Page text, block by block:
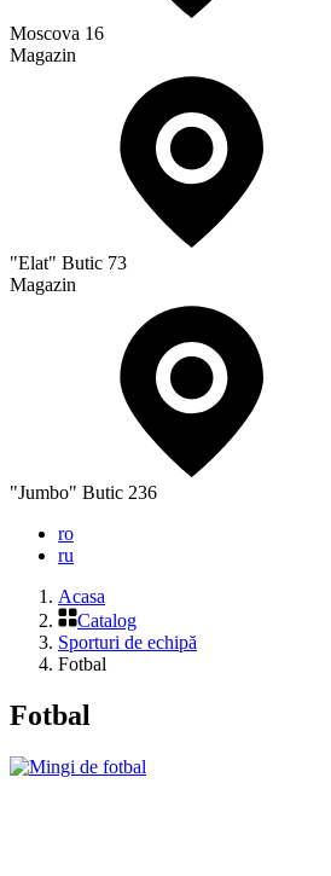
Moscova 16
Magazin
"Elat" Butic 73
Magazin
"Jumbo" Butic 236
ro
ru
Acasa
Catalog
Sporturi de echipă
Fotbal
Fotbal